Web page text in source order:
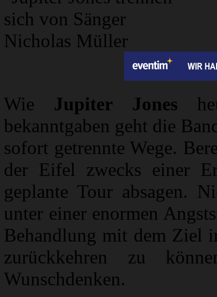
Wie Jupiter Jones
bekanntgaben geht die
sofort getrennte Wege.
der Eifel zwecks einer
geplante Tour absagen.
unter einer enormen
Behandlung mit dem Ziel
zurückkehren zu
Wunschdenken.